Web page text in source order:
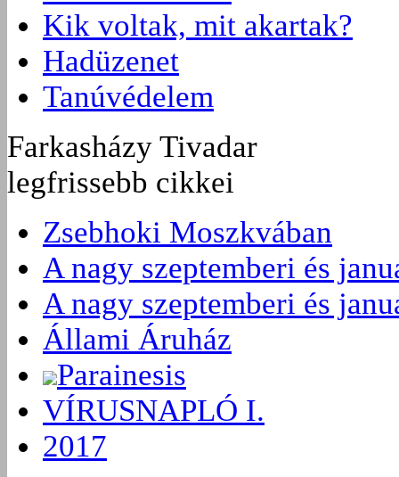
Kik voltak, mit akartak?
Hadüzenet
Tanúvédelem
Farkasházy Tivadar
legfrissebb cikkei
Zsebhoki Moszkvában
A nagy szeptemberi és
A nagy szeptemberi és
Állami Áruház
Parainesis
VÍRUSNAPLÓ I.
2017